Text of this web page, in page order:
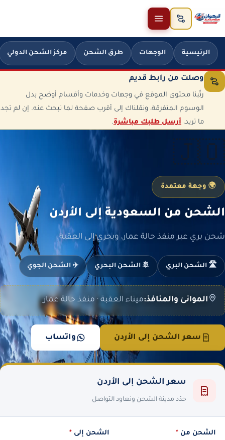
تخطَّ إلى المحتوى
الرئيسية الوجهات طرق الشحن مركز الشحن الدولي
وصلت من رابط قديم
رتّبنا محتوى الموقع في وجهات وخدمات وأقسام أوضح بدل
الوسوم المتفرقة، ونقلناك إلى أقرب صفحة لما تبحث عنه. إن لم تجد
ما تريد، أرسل طلبك مباشرة.
🇯🇴
🌍 وجهة معتمدة
الشحن من السعودية إلى الأردن
شحن بري عبر منفذ حالة عمار، وبحري إلى العقبة.
🛣️ الشحن البري 🚢 الشحن البحري ✈️ الشحن الجوي
الموانئ والمنافذ:ميناء العقبة · منفذ حالة عمار
سعر الشحن إلى الأردن واتساب
سعر الشحن إلى الأردن
حدّد مدينة الشحن ونعاود التواصل
الشحن من * الشحن إلى*